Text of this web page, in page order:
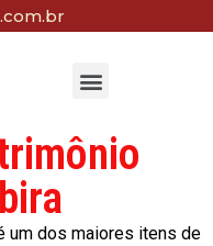
um dos maiores itens de